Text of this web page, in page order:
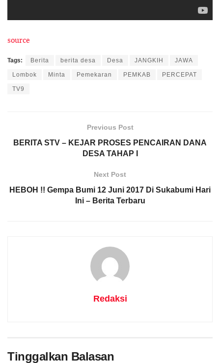
source
Tags: Berita berita desa Desa JANGKIH JAWA
Lombok Minta Pemekaran PEMKAB PERCEPAT
TV9
Previous Post
BERITA STV – KEJAR PROSES PENCAIRAN DANA
DESA TAHAP I
Next Post
HEBOH !! Gempa Bumi 12 Juni 2017 Di Sukabumi Hari
Ini – Berita Terbaru
Redaksi
Tinggalkan Balasan